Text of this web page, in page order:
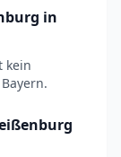
in
kein